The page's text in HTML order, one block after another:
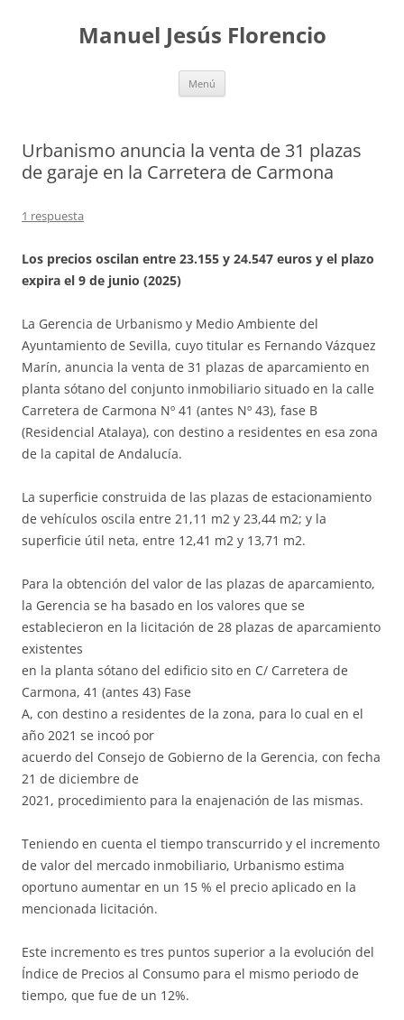
contenidoManuel Jesús Florencio
Menú
Urbanismo anuncia la venta de 31 plazas
de garaje en la Carretera de Carmona
1 respuesta
Los precios oscilan entre 23.155 y 24.547 euros y el plazo
expira el 9 de junio (2025)
La Gerencia de Urbanismo y Medio Ambiente del
Ayuntamiento de Sevilla, cuyo titular es Fernando Vázquez
Marín, anuncia la venta de 31 plazas de aparcamiento en
planta sótano del conjunto inmobiliario situado en la calle
Carretera de Carmona Nº 41 (antes Nº 43), fase B
(Residencial Atalaya), con destino a residentes en esa zona
de la capital de Andalucía.
La superficie construida de las plazas de estacionamiento
de vehículos oscila entre 21,11 m2 y 23,44 m2; y la
superficie útil neta, entre 12,41 m2 y 13,71 m2.
Para la obtención del valor de las plazas de aparcamiento,
la Gerencia se ha basado en los valores que se
establecieron en la licitación de 28 plazas de aparcamiento
existentes
en la planta sótano del edificio sito en C/ Carretera de
Carmona, 41 (antes 43) Fase
A, con destino a residentes de la zona, para lo cual en el
año 2021 se incoó por
acuerdo del Consejo de Gobierno de la Gerencia, con fecha
21 de diciembre de
2021, procedimiento para la enajenación de las mismas.
Teniendo en cuenta el tiempo transcurrido y el incremento
de valor del mercado inmobiliario, Urbanismo estima
oportuno aumentar en un 15 % el precio aplicado en la
mencionada licitación.
Este incremento es tres puntos superior a la evolución del
Índice de Precios al Consumo para el mismo periodo de
tiempo, que fue de un 12%.